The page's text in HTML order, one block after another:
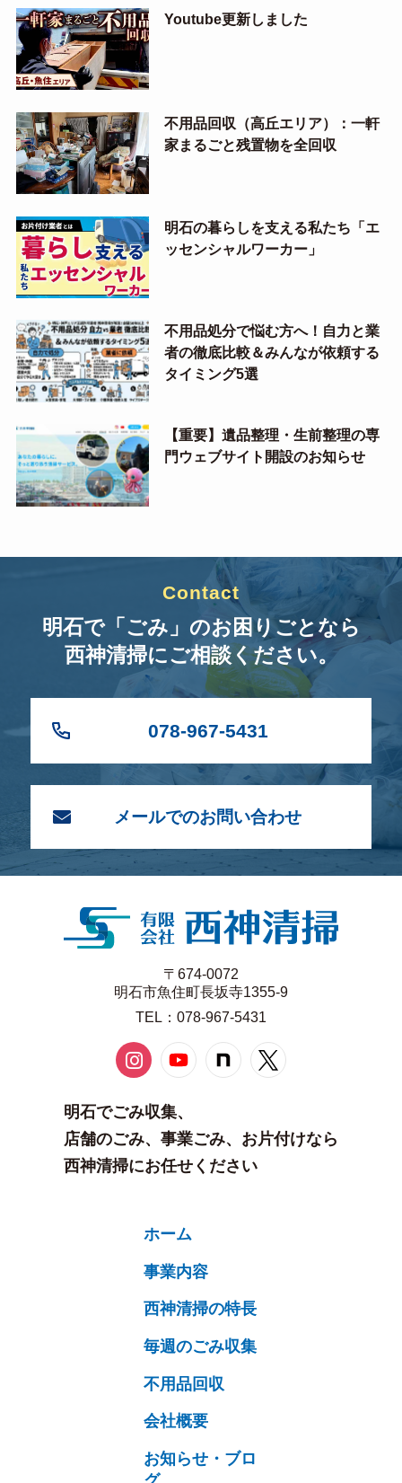
Youtube更新しました
不用品回収（高丘エリア）：一軒
家まるごと残置物を全回収
明石の暮らしを支える私たち「エ
ッセンシャルワーカー」
不用品処分で悩む方へ！自力と業
者の徹底比較＆みんなが依頼する
タイミング5選
【重要】遺品整理・生前整理の専
門ウェブサイト開設のお知らせ
Contact
明石で「ごみ」のお困りごとなら
西神清掃にご相談ください。
078-967-5431
メールでのお問い合わせ
〒674-0072
明石市魚住町長坂寺1355-9
TEL：078-967-5431
明石でごみ収集、
店舗のごみ、事業ごみ、お片付けなら
西神清掃にお任せください
ホーム
事業内容
西神清掃の特長
毎週のごみ収集
不用品回収
会社概要
お知らせ・ブロ